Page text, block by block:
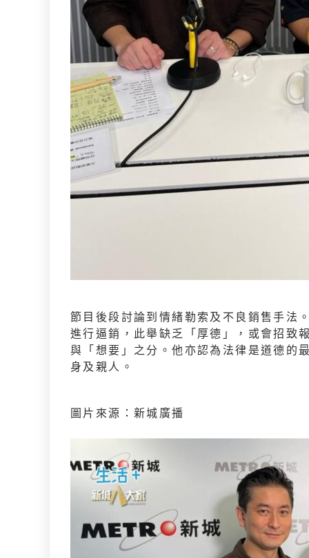
節目後段討論到情緒勒索及不良銷售手法
進行逼銷，此舉缺乏「厚德」，或會招致
與「想要」之分。他亦認為法律是道德的
身及親人。
圖片來源：新城廣播